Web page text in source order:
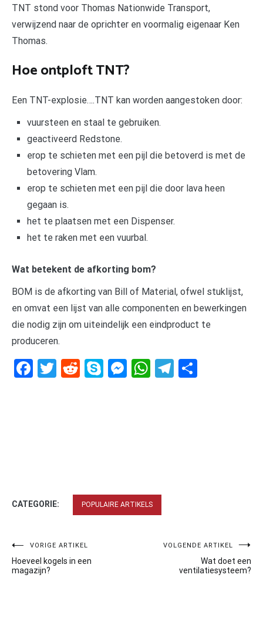
TNT stond voor Thomas Nationwide Transport,
verwijzend naar de oprichter en voormalig eigenaar Ken
Thomas.
Hoe ontploft TNT?
Een TNT-explosie….TNT kan worden aangestoken door:
vuursteen en staal te gebruiken.
geactiveerd Redstone.
erop te schieten met een pijl die betoverd is met de
betovering Vlam.
erop te schieten met een pijl die door lava heen
gegaan is.
het te plaatsen met een Dispenser.
het te raken met een vuurbal.
Wat betekent de afkorting bom?
BOM is de afkorting van Bill of Material, ofwel stuklijst,
en omvat een lijst van alle componenten en bewerkingen
die nodig zijn om uiteindelijk een eindproduct te
produceren.
Facebook
Twitter
RedditSkypeMessenger
WhatsApp
Telegram
CATEGORIE: POPULAIRE ARTIKELS
Bericht
navigatie
VORIGE ARTIKEL
Hoeveel kogels in een
magazijn?
VOLGENDE ARTIKEL
Wat doet een
ventilatiesysteem?